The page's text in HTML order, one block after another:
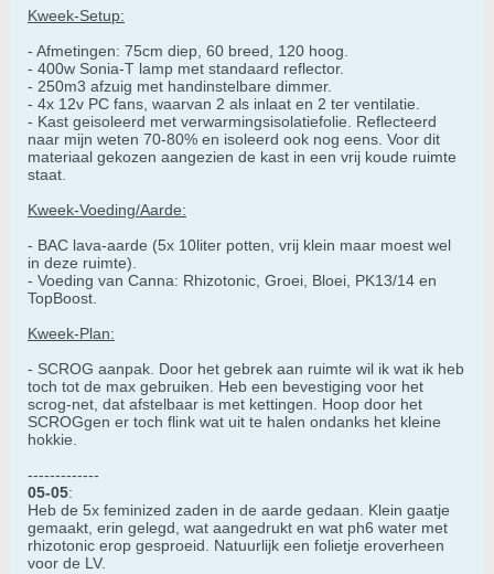
Kweek-Setup:
- Afmetingen: 75cm diep, 60 breed, 120 hoog.
- 400w Sonia-T lamp met standaard reflector.
- 250m3 afzuig met handinstelbare dimmer.
- 4x 12v PC fans, waarvan 2 als inlaat en 2 ter ventilatie.
- Kast geisoleerd met verwarmingsisolatiefolie. Reflecteerd
naar mijn weten 70-80% en isoleerd ook nog eens. Voor dit
materiaal gekozen aangezien de kast in een vrij koude ruimte
staat.
Kweek-Voeding/Aarde:
- BAC lava-aarde (5x 10liter potten, vrij klein maar moest wel
in deze ruimte).
- Voeding van Canna: Rhizotonic, Groei, Bloei, PK13/14 en
TopBoost.
Kweek-Plan:
- SCROG aanpak. Door het gebrek aan ruimte wil ik wat ik heb
toch tot de max gebruiken. Heb een bevestiging voor het
scrog-net, dat afstelbaar is met kettingen. Hoop door het
SCROGgen er toch flink wat uit te halen ondanks het kleine
hokkie.
-------------
05-05:
Heb de 5x feminized zaden in de aarde gedaan. Klein gaatje
gemaakt, erin gelegd, wat aangedrukt en wat ph6 water met
rhizotonic erop gesproeid. Natuurlijk een folietje eroverheen
voor de LV.